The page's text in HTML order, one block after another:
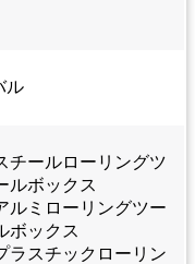
ル
チールローリングツ
ルボックス
ルミローリングツー
ボックス
ラスチックローリン